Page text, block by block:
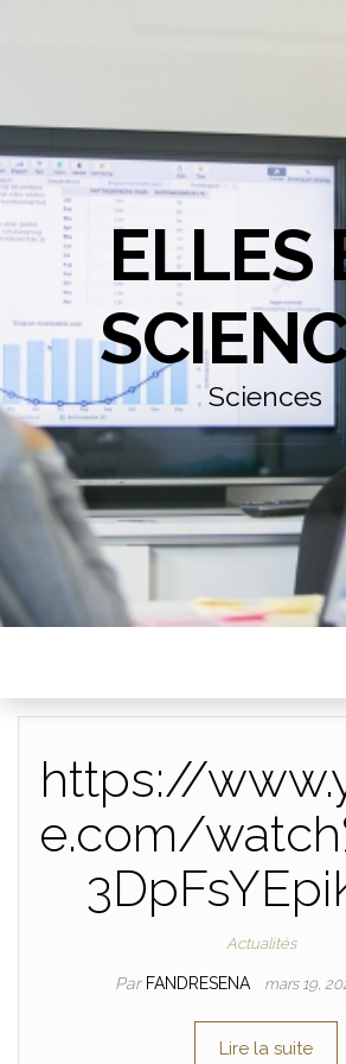
ELLES
Sciences
https://
e.com/
Actualités
Par FANDRESENA mars 19,
Lire la suite